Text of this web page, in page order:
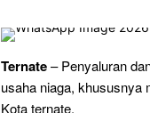
Ternate– Penyaluran
usaha niaga, khususnya
Kota ternate.